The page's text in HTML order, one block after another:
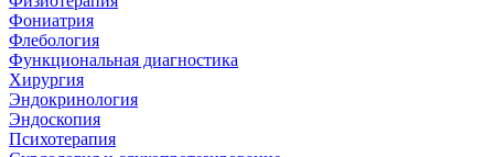
Фониатрия
Флебология
Функциональная диагностика
Хирургия
Эндокринология
Эндоскопия
Психотерапия